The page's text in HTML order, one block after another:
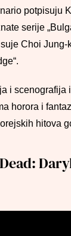
potpisuju
serije
Choi Jung-
i scenografija
horora i
hitova